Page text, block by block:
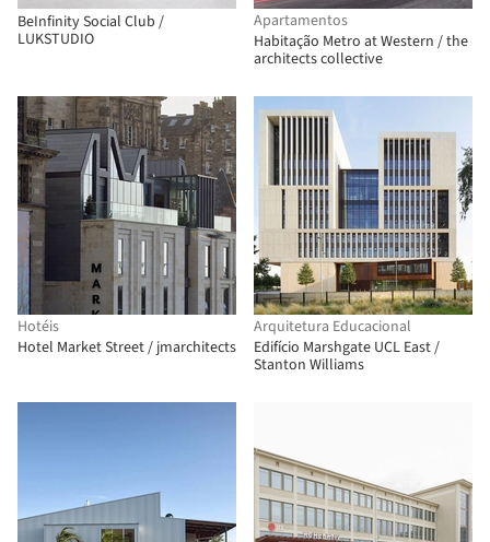
BeInfinity Social Club /
LUKSTUDIO
Apartamentos
Habitação Metro at Western / the
architects collective
Hotéis
Hotel Market Street / jmarchitects
Arquitetura Educacional
Edifício Marshgate UCL East /
Stanton Williams